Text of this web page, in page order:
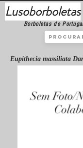
Lusoborboletas
Borboletas de
Eupithecia massiliata